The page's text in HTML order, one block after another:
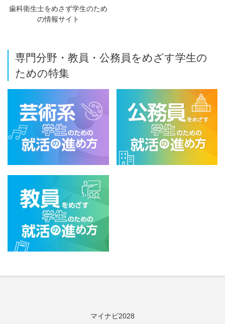
歯科衛生士をめさず学生のため
の情報サイト
専門分野・教員・公務員をめざす学生の
ための特集
マイナビ2028